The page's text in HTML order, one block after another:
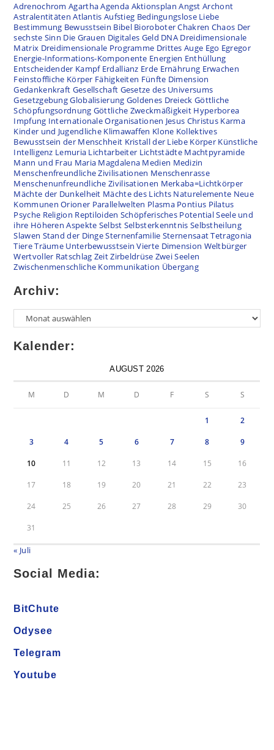
Adrenochrom AgarthaAgenda Aktionsplan Angst Archont
Astralentitäten Atlantis Aufstieg Bedingungslose Liebe
Bestimmung Bewusstsein Bibel BioroboterChakren Chaos Der
sechste Sinn Die Grauen Digitales Geld DNA Dreidimensionale
Matrix Dreidimensionale Programme Drittes Auge Ego Egregor
Energie-Informations-Komponente Energien Enthüllung
Entscheidender Kampf Erdallianz Erde Ernährung Erwachen
Feinstoffliche Körper Fähigkeiten Fünfte Dimension
Gedankenkraft Gesellschaft Gesetze des Universums
GesetzgebungGlobalisierung Goldenes Dreieck Göttliche
Schöpfungsordnung Göttliche Zweckmäßigkeit Hyperborea
Impfung Internationale Organisationen Jesus Christus Karma
Kinder und Jugendliche Klimawaffen Klone Kollektives
Bewusstsein der Menschheit Kristall der Liebe Körper Künstliche
Intelligenz Lemuria Lichtarbeiter Lichtstädte Machtpyramide
Mann und Frau Maria Magdalena Medien Medizin
Menschenfreundliche Zivilisationen Menschenrasse
Menschenunfreundliche Zivilisationen Merkaba=Lichtkörper
Mächte der Dunkelheit Mächte des Lichts Naturelemente Neue
Kommunen Orioner Parallelwelten Plasma Pontius Pilatus
Psyche Religion Reptiloiden Schöpferisches PotentialSeele und
ihre Höheren Aspekte Selbst Selbsterkenntnis Selbstheilung
Slawen Stand der DingeSternenfamilie SternensaatTetragonia
TiereTräume Unterbewusstsein Vierte Dimension Weltbürger
Wertvoller Ratschlag ZeitZirbeldrüse Zwei Seelen
Zwischenmenschliche Kommunikation Übergang
Archiv:
Kalender:
AUGUST 2026
M D M D F S S
1 2
3 4 5 6 7 8 9
10 11 12 13 14 15 16
17 18 19 20 21 22 23
24 25 26 27 28 29 30
31
« Juli
Social Media:
BitChute
Odysee
Telegram
Youtube